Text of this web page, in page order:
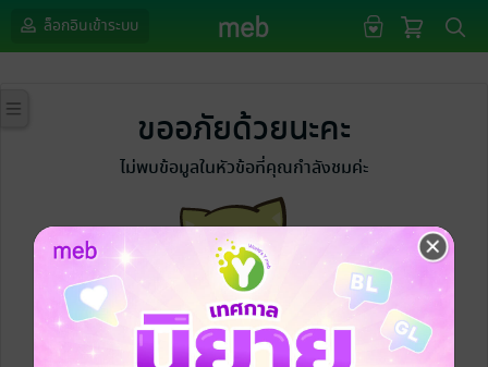
ล็อกอินเข้าระบบ
ขออภัยด้วยนะคะ
ไม่พบข้อมูลในหัวข้อที่คุณกำลังชมค่ะ